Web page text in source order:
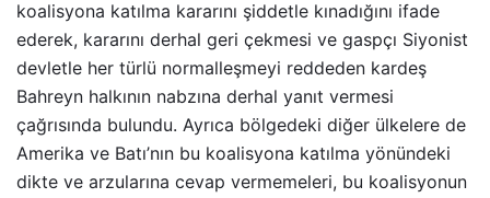
koalisyona katılma kararını şiddetle kınadığını ifade
ederek, kararını derhal geri çekmesi ve gaspçı Siyonist
devletle her türlü normalleşmeyi reddeden kardeş
Bahreyn halkının nabzına derhal yanıt vermesi
çağrısında bulundu. Ayrıca bölgedeki diğer ülkelere de
Amerika ve Batı’nın bu koalisyona katılma yönündeki
dikte ve arzularına cevap vermemeleri, bu koalisyonun